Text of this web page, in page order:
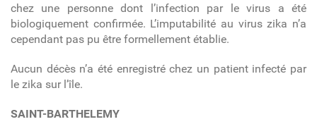
chez une personne dont l’infection par le virus a été
biologiquement confirmée. L’imputabilité au virus zika n’a
cependant pas pu être formellement établie.
Aucun décès n’a été enregistré chez un patient infecté par
le zika sur l’île.
SAINT-BARTHELEMY